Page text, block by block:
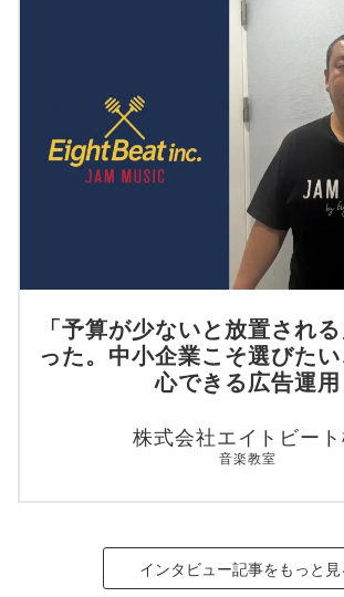
「予算が少ないと放置され
った。中小企業こそ選びた
心できる広告運用
株式会社エイトビート
音楽教室
インタビュー記事をもっと見